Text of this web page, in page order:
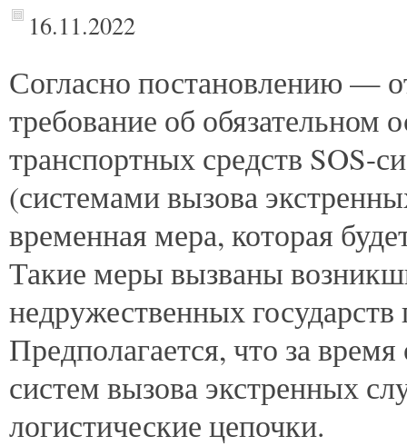
16.11.2022
Согласно постановлению —
требование об
транспортных средств
(системами вызова
временная мера, которая
Такие меры вызваны
недружественных
Предполагается, что за
систем вызова экстренных
логистические цепочки.